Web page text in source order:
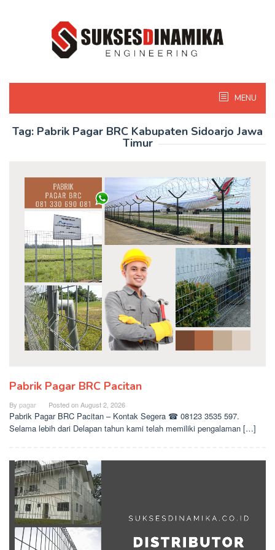
MENU
Tag: Pabrik Pagar BRC Kabupaten Sidoarjo Jawa
Timur
Pabrik Pagar BRC Pacitan
By pagar Posted onAugust 2, 2026
Pabrik Pagar BRC Pacitan – Kontak Segera ☎ 08123 3535 597.
Selama lebih dari Delapan tahun kami telah memiliki pengalaman […]